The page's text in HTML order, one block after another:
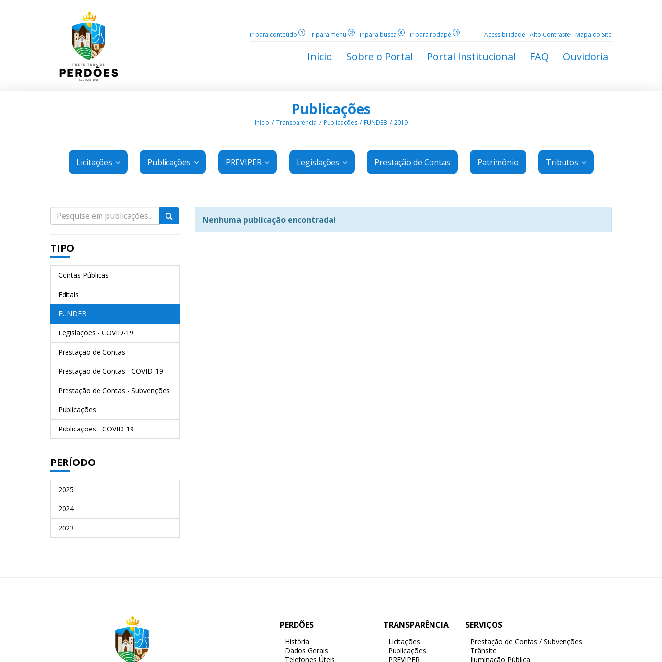
Ir para conteúdo 1 Ir para menu 2 Ir para busca 3 Ir para rodapé 4 Acessibilidade Alto Contraste Mapa do Site
Início Sobre o Portal Portal Institucional FAQ Ouvidoria
Publicações
Início Transparência Publicações FUNDEB 2019
Licitações Publicações PREVIPER Legislações Prestação de Contas Patrimônio Tributos
TIPO
Contas Públicas
Editais
FUNDEB
Legislações - COVID-19
Prestação de Contas
Prestação de Contas - COVID-19
Prestação de Contas - Subvenções
Publicações
Publicações - COVID-19
PERÍODO
2025
2024
2023
Nenhuma publicação encontrada!
PERDÕES
História
Dados Gerais
Telefones Úteis
TRANSPARÊNCIA
Licitações
Publicações
PREVIPER
SERVIÇOS
Prestação de Contas / Subvenções
Trânsito
Iluminação Pública